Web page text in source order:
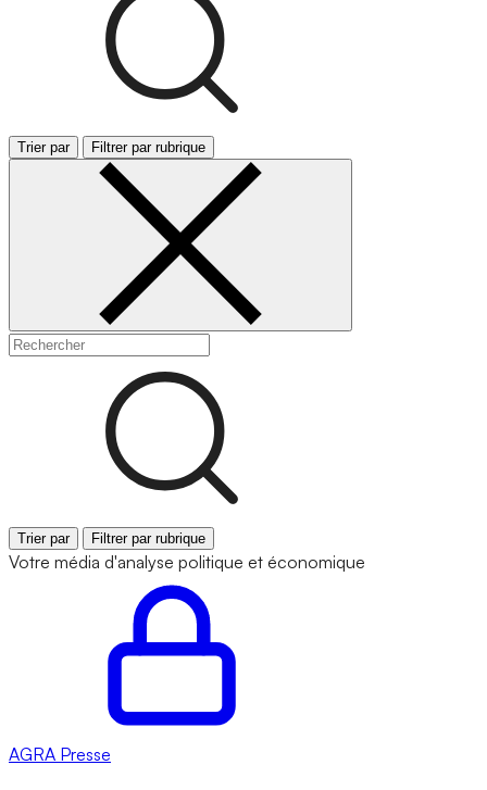
Trier par Filtrer par rubrique
Trier par Filtrer par rubrique
Votre média d'analyse politique et économique
AGRA Presse